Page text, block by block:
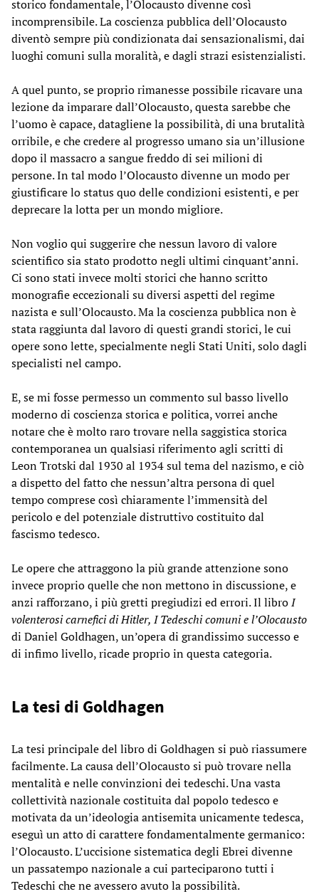
storico fondamentale, l’Olocausto divenne così
incomprensibile. La coscienza pubblica dell’Olocausto
diventò sempre più condizionata dai sensazionalismi, dai
luoghi comuni sulla moralità, e dagli strazi esistenzialisti.
A quel punto, se proprio rimanesse possibile ricavare una
lezione da imparare dall’Olocausto, questa sarebbe che
l’uomo è capace, datagliene la possibilità, di una brutalità
orribile, e che credere al progresso umano sia un’illusione
dopo il massacro a sangue freddo di sei milioni di
persone. In tal modo l’Olocausto divenne un modo per
giustificare lo status quo delle condizioni esistenti, e per
deprecare la lotta per un mondo migliore.
Non voglio qui suggerire che nessun lavoro di valore
scientifico sia stato prodotto negli ultimi cinquant’anni.
Ci sono stati invece molti storici che hanno scritto
monografie eccezionali su diversi aspetti del regime
nazista e sull’Olocausto. Ma la coscienza pubblica non è
stata raggiunta dal lavoro di questi grandi storici, le cui
opere sono lette, specialmente negli Stati Uniti, solo dagli
specialisti nel campo.
E, se mi fosse permesso un commento sul basso livello
moderno di coscienza storica e politica, vorrei anche
notare che è molto raro trovare nella saggistica storica
contemporanea un qualsiasi riferimento agli scritti di
Leon Trotski dal 1930 al 1934 sul tema del nazismo, e ciò
a dispetto del fatto che nessun’altra persona di quel
tempo comprese così chiaramente l’immensità del
pericolo e del potenziale distruttivo costituito dal
fascismo tedesco.
Le opere che attraggono la più grande attenzione sono
invece proprio quelle che non mettono in discussione, e
anzi rafforzano, i più gretti pregiudizi ed errori. Il libroI
volenterosi carnefici di Hitler, I Tedeschi comuni e l’Olocausto
di Daniel Goldhagen, un’opera di grandissimo successo e
di infimo livello, ricade proprio in questa categoria.
La tesi di Goldhagen
La tesi principale del libro di Goldhagen si può riassumere
facilmente. La causa dell’Olocausto si può trovare nella
mentalità e nelle convinzioni dei tedeschi. Una vasta
collettività nazionale costituita dal popolo tedesco e
motivata da un’ideologia antisemita unicamente tedesca,
eseguì un atto di carattere fondamentalmente germanico:
l’Olocausto. L’uccisione sistematica degli Ebrei divenne
un passatempo nazionale a cui parteciparono tutti i
Tedeschi che ne avessero avuto la possibilità.